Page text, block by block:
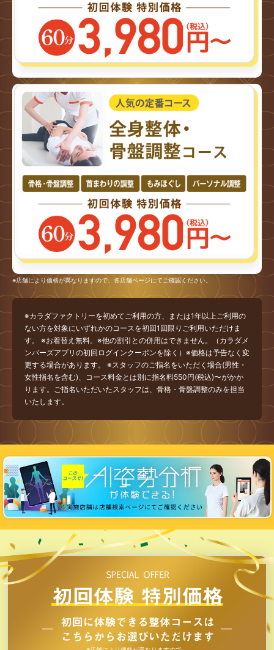
※店舗により価格が異なりますので、各店舗ページにてご確認ください。
※カラダファクトリーを初めてご利用の方、または1年以上ご利用の
ない方を対象にいずれかのコースを初回1回限りご利用いただけま
す。 ※お着替え無料。※他の割引との併用はできません。（カラダメ
ンバーズアプリの初回ログインクーポンを除く）※価格は予告なく変
更する場合があります。 ※スタッフのご指名をいただく場合(男性・
女性指名を含む)、コース料金とは別に指名料550円(税込)〜がかか
ります。ご指名いただいたスタッフは、骨格・骨盤調整のみを担当
いたします。